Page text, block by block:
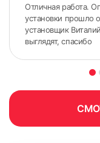
Отличная работа.
установки прошло
установщик
выглядят, спасибо